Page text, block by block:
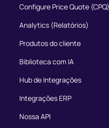
Configure Price Quote (CPQ)
Analytics (Relatórios)
Produtos do cliente
Biblioteca com IA
Hub de Integrações
Integrações ERP
Nossa API